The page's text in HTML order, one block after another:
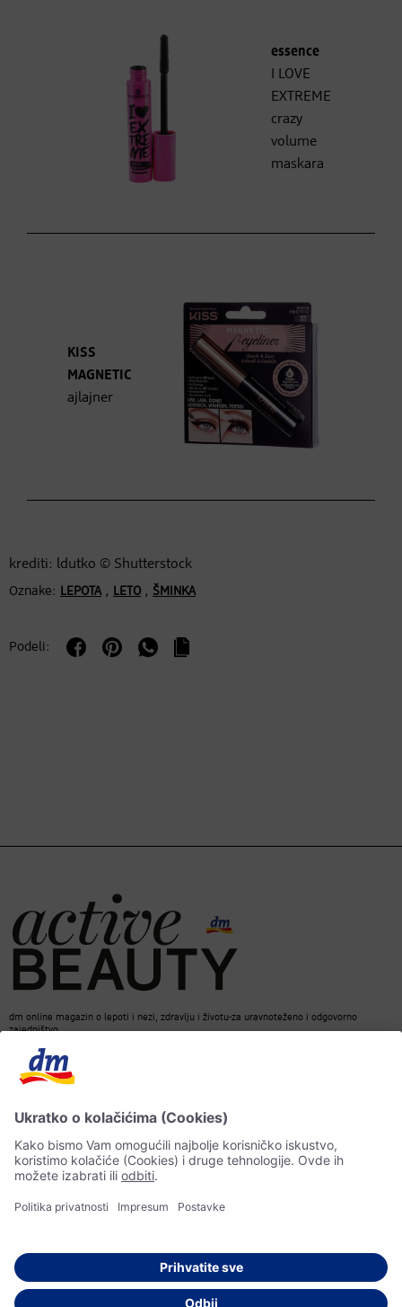
essence
I LOVE
EXTREME
crazy
volume
maskara
KISS
MAGNETIC
ajlajner
krediti: ldutko © Shutterstock
Oznake: LEPOTA, LETO , ŠMINKA
Podeli:
dm online magazin o lepoti i nezi, zdravlju i životu-za uravnoteženo i odgovorno
zajedništvo.
© 2026 dm drogerie markt d.o.o.